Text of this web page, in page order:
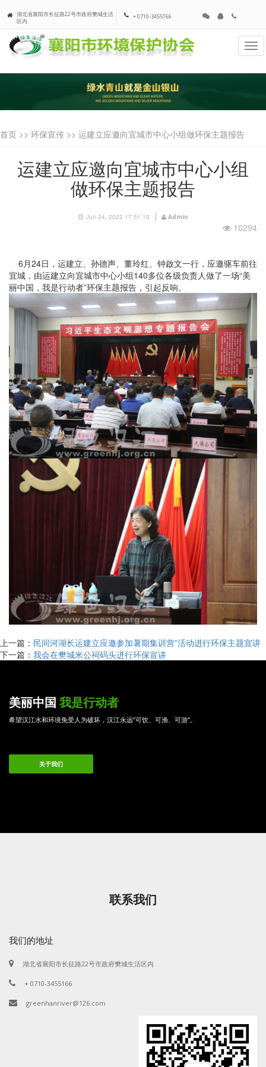
湖北省襄阳市长征路22号市政府樊城生活
区内
+ 0710-3455166
首页 >> 环保宣传 >> 运建立应邀向宜城市中心小组做环保主题报告
运建立应邀向宜城市中心小组
做环保主题报告
Jun 24, 2022 17:51:15 Admin
10294
6月24日，运建立、孙德声、董玲红、钟啟文一行，应邀驱车前往
宜城，由运建立向宜城市中心小组140多位各级负责人做了一场“美
丽中国，我是行动者”环保主题报告，引起反响。
上一篇： 民间河湖长运建立应邀参加暑期集训营”活动进行环保主题宣讲
下一篇： 我会在樊城米公祠码头进行环保宣讲
美丽中国 我是行动者
希望汉江水和环境免受人为破坏，汉江永远“可饮、可渔、可游”。
关于我们
联系我们
我们的地址
湖北省襄阳市长征路22号市政府樊城生活区内
+ 0710-3455166
greenhanriver@126.com